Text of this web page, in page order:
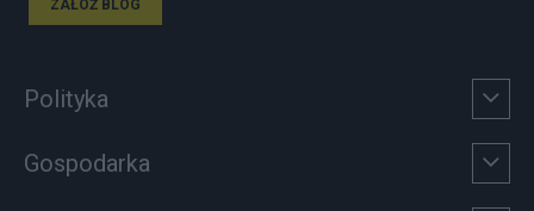
ZAŁÓŻ BLOG
Polityka
Gospodarka